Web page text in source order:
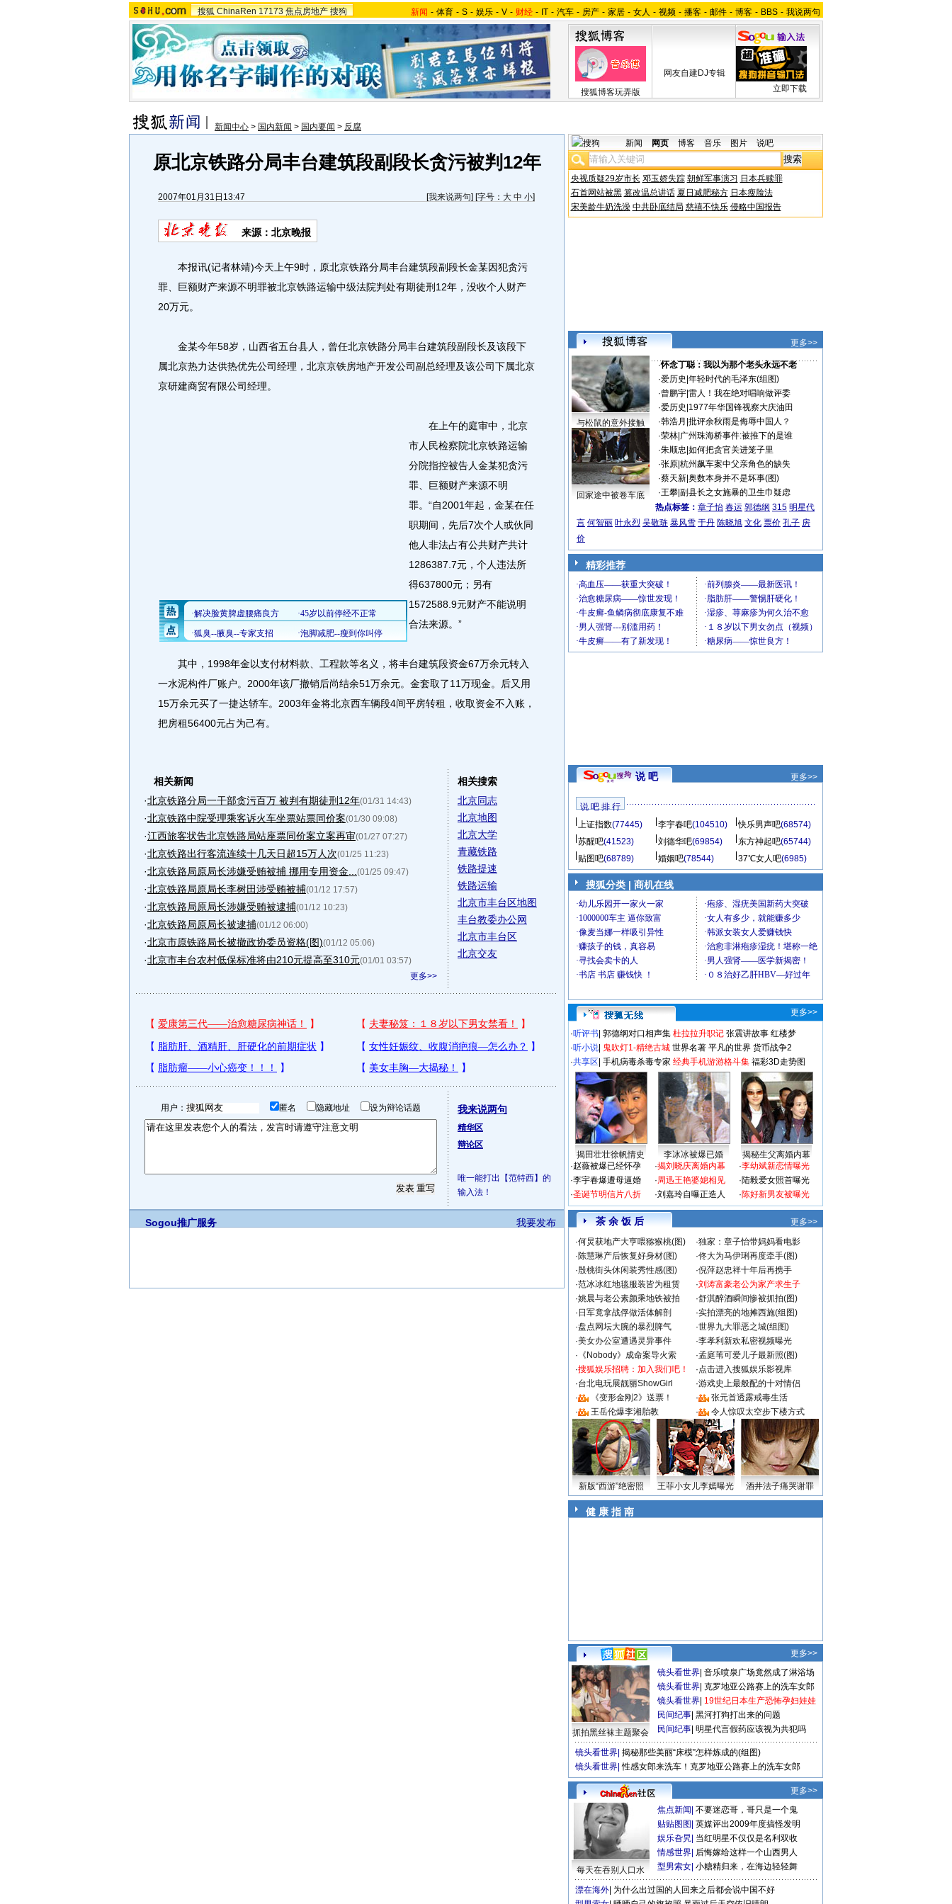
搜狐 ChinaRen 17173 焦点房地产 搜狗 新闻 - 体育 - S - 娱乐 - V - 财经 - IT - 汽车 - 房产 - 家居 - 女人 - 视频 - 播客 - 邮件 - 博客 - BBS - 我说两句
搜狐博客玩弄版
网友自建DJ专辑
立即下载
新闻中心 > 国内新闻 > 国内要闻 > 反腐
原北京铁路分局丰台建筑段副段长贪污被判12年
2007年01月31日13:47 [我来说两句] [字号： 大 中 小]
来源：北京晚报
本报讯(记者林靖)今天上午9时，原北京铁路分局丰台建筑段副段长金某因犯贪污
罪、巨额财产来源不明罪被北京铁路运输中级法院判处有期徒刑12年，没收个人财产
20万元。
金某今年58岁，山西省五台县人，曾任北京铁路分局丰台建筑段副段长及该段下
属北京热力达供热优先公司经理，北京京铁房地产开发公司副总经理及该公司下属北京
京研建商贸有限公司经理。
在上午的庭审中，北京
市人民检察院北京铁路运输
分院指控被告人金某犯贪污
罪、巨额财产来源不明
罪。“自2001年起，金某在任
职期间，先后7次个人或伙同
他人非法占有公共财产共计
1286387.7元，个人违法所
得637800元；另有
1572588.9元财产不能说明
合法来源。”
其中，1998年金以支付材料款、工程款等名义，将丰台建筑段资金67万余元转入
一水泥构件厂账户。2000年该厂撤销后尚结余51万余元。金套取了11万现金。后又用
15万余元买了一捷达轿车。2003年金将北京西车辆段4间平房转租，收取资金不入账，
把房租56400元占为己有。
相关新闻
·北京铁路分局一干部贪污百万 被判有期徒刑12年(01/31 14:43)
·北京铁路中院受理乘客诉火车坐票站票同价案(01/30 09:08)
·江西旅客状告北京铁路局站座票同价案立案再审(01/27 07:27)
·北京铁路出行客流连续十几天日超15万人次(01/25 11:23)
·北京铁路局原局长涉嫌受贿被捕 挪用专用资金... (01/25 09:47)
·北京铁路局原局长李树田涉受贿被捕(01/12 17:57)
·北京铁路局原局长涉嫌受贿被逮捕(01/12 10:23)
·北京铁路局原局长被逮捕(01/12 06:00)
·北京市原铁路局长被撤政协委员资格(图)(01/12 05:06)
·北京市丰台农村低保标准将由210元提高至310元(01/01 03:57)
更多>>
相关搜索
北京同志
北京地图
北京大学
青藏铁路
铁路提速
铁路运输
北京市丰台区地图
丰台教委办公网
北京市丰台区
北京交友
用户： 匿名 隐藏地址 设为辩论话题 我来说两句
精华区
辩论区
唯一能打出【范特西】的
输入法！
我要发布
Sogou推广服务
新闻 网页 博客 音乐 图片 说吧
央视质疑29岁市长 邓玉娇失踪 朝鲜军事演习 日本兵赎罪
石首网站被黑 篡改温总讲话 夏日减肥秘方 日本瘦脸法
宋美龄牛奶洗澡 中共卧底结局 慈禧不快乐 侵略中国报告
更多>>
与松鼠的意外接触
回家途中被卷车底
·怀念丁聪：我以为那个老头永远不老
·爱历史 年轻时代的毛泽东(组图)
·曾鹏宇| 雷人！我在绝对唱响做评委
·爱历史 1977年华国锋视察大庆油田
·韩浩月 批评余秋雨是侮辱中国人？
·荣林| 广州珠海桥事件:被推下的是谁
·朱顺忠 如何把贪官关进笼子里
·张原| 杭州飙车案中父亲角色的缺失
·蔡天新| 奥数本身并不是坏事(图)
·王攀| 副县长之女施暴的卫生巾疑虑
热点标签： 章子怡 春运 郭德纲 315 明星代
言 何智丽 叶永烈 吴敬琏 暴风雪 于丹 陈晓旭 文化 票价 孔子 房
价
精彩推荐
说 吧 更多>>
说 吧 排 行
上证指数(77445) 李宇春吧(104510) 快乐男声吧(68574)
苏醒吧(41523) 刘德华吧(69854) 东方神起吧(65744)
贴图吧(68789) 婚姻吧(78544) 37℃女人吧(6985)
搜狐分类 | 商机在线
更多>>
·听评书 郭德纲对口相声集 杜拉拉升职记 张震讲故事 红楼梦
·听小说 鬼吹灯1-精绝古城 世界名著 平凡的世界 货币战争2
·共享区 手机病毒杀毒专家 经典手机游游格斗集 福彩3D走势图
揭田壮壮徐帆情史 李冰冰被爆已婚
揭秘生父离婚内幕
·赵薇被爆已经怀孕
·李宇春爆遭母逼婚
·圣诞节明信片八折
·揭刘晓庆离婚内幕
·周迅王艳婆媳相见
·刘嘉玲自曝正造人
·李幼斌新恋情曝光
·陆毅爱女照首曝光
·陈好新男友被曝光
茶 余 饭 后
更多>>
·何炅获地产大亨喂猕猴桃(图) ·独家：章子怡带妈妈看电影
·陈慧琳产后恢复好身材(图) ·佟大为马伊琍再度牵手(图)
·殷桃街头休闲装秀性感(图) ·倪萍赵忠祥十年后再携手
·范冰冰红地毯服装皆为租赁 ·刘涛富豪老公为家产求生子
·姚晨与老公素颜乘地铁被拍 ·舒淇醉酒瞬间惨被抓拍(图)
· 日军竟拿战俘做活体解剖 ·实拍漂亮的地摊西施(组图)
·盘点网坛大腕的暴烈脾气 ·世界九大罪恶之城(组图)
·美女办公室遭遇灵异事件 ·李孝利新欢私密视频曝光
· 《Nobody》成命案导火索 ·孟庭苇可爱儿子最新照(图)
·搜狐娱乐招聘：加入我们吧！ ·点击进入搜狐娱乐影视库
·台北电玩展靓丽ShowGirl ·游戏史上最般配的十对情侣
·
《变形金刚2》送票！ ·
张元首透露戒毒生活
·
王岳伦爆李湘胎教 · 令人惊叹太空步下楼方式
新版“西游”绝密照 王菲小女儿李嫣曝光 酒井法子痛哭谢罪
健 康 指 南
更多>>
抓拍黑丝袜主题聚会
镜头看世界 音乐喷泉广场竟然成了淋浴场
镜头看世界 克罗地亚公路赛上的洗车女郎
镜头看世界 19世纪日本生产恐怖孕妇娃娃
民间纪事 黑河打狗打出来的问题
民间纪事 明星代言假药应该视为共犯吗
镜头看世界 揭秘那些美丽“床模”怎样炼成的(组图)
镜头看世界 性感女郎来洗车！克罗地亚公路赛上的洗车女郎
更多>>
每天在吞别人口水
焦点新闻 不要迷恋哥，哥只是一个鬼
贴贴图图 英媒评出2009年度搞怪发明
娱乐旮旯 当红明星不仅仅是名利双收
情感世界 后悔嫁给这样一个山西男人
型男索女 小糖精归来，在海边轻轻舞
漂在海外 为什么出过国的人回来之后都会说中国不好